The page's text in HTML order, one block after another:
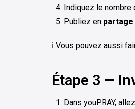
Indiquez le nombre
Publiez en partage
ℹ️ Vous pouvez aussi
Étape 3 —
Dans youPRAY,